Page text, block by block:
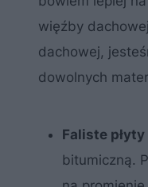
więźby
dachowej,
dowolnych
Faliste
bitumiczną.